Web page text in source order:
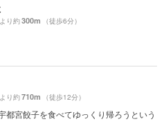
り約300m （徒歩6分）
り約710m （徒歩12分）
都宮餃子を食べてゆっくり帰ろうという